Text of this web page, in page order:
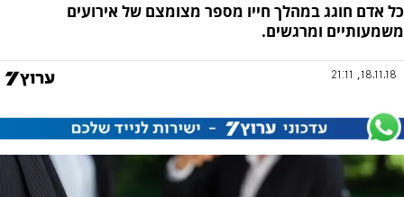
כל אדם חוגג במהלך חייו מספר מצומצם של אירועים
משמעותיים ומרגשים.
18.11.18, 21:11